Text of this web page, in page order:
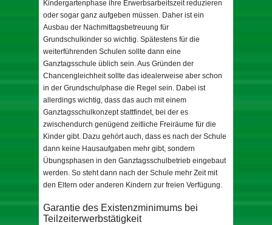
Kindergartenphase ihre Erwerbsarbeitszeit reduzieren
oder sogar ganz aufgeben müssen. Daher ist ein
Ausbau der Nachmittagsbetreuung für
Grundschulkinder so wichtig. Spätestens für die
weiterführenden Schulen sollte dann eine
Ganztagsschule üblich sein. Aus Gründen der
Chancengleichheit sollte das idealerweise aber schon
in der Grundschulphase die Regel sein. Dabei ist
allerdings wichtig, dass das auch mit einem
Ganztagsschulkonzept stattfindet, bei der es
zwischendurch genügend zeitliche Freiräume für die
Kinder gibt. Dazu gehört auch, dass es nach der Schule
dann keine Hausaufgaben mehr gibt, sondern
Übungsphasen in den Ganztagsschulbetrieb eingebaut
werden. So steht dann nach der Schule mehr Zeit mit
den Eltern oder anderen Kindern zur freien Verfügung.
Garantie des Existenzminimums bei
Teilzeiterwerbstätigkeit